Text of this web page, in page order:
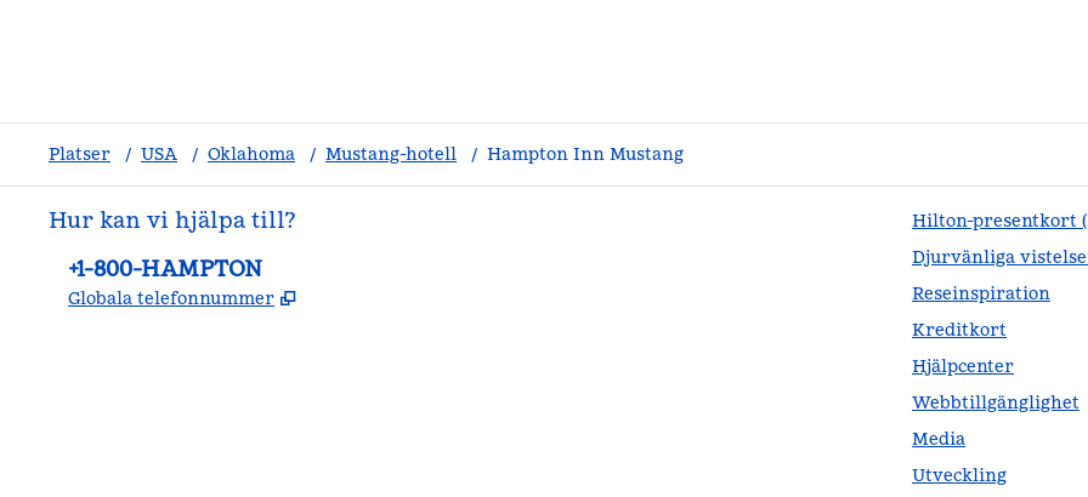
Platser / USA / Oklahoma / Mustang-hotell / Hampton Inn Mustang
Hur kan vi hjälpa till?
Telefon:
+1-800-HAMPTON
Globala telefonnummer ,
Hilton-presentkort
Djurvänliga
Reseinspiration
Kreditkort
Hjälpcenter
Webbtillgänglighet
Media
Utveckling